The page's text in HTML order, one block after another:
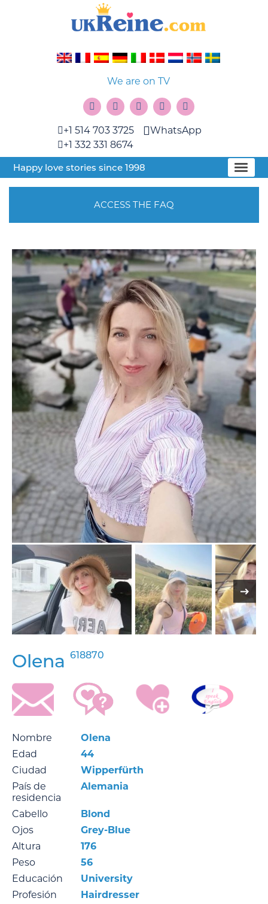
We are on TV
+1 514 703 3725
+1 332 331 8674
WhatsApp
Happy love stories since 1998
ACCESS THE FAQ
Olena 618870
Nombre
Olena
Edad
44
Ciudad
Wipperfürth
País de
residencia
Alemania
Cabello
Blond
Ojos
Grey-Blue
Altura
176
Peso
56
Educación
University
Profesión
Hairdresser